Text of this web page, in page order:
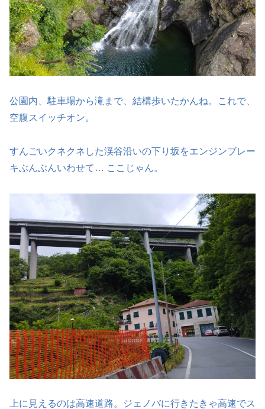
公園内、駐車場から滝まで、結構歩いたかんね。これで、
空腹スイッチオン。
すんごいクネクネした渓谷沿いの下り坂をエンジンブレー
キぶんぶんいわせて… ここじゃん。
上に見えるのは高速道路。ジェノバに行きたきゃ高速でス